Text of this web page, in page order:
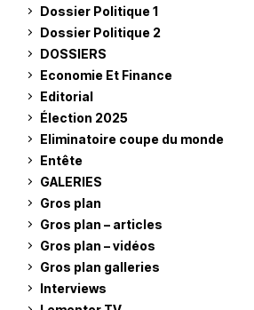
Dossier Politique 1
Dossier Politique 2
DOSSIERS
Economie Et Finance
Editorial
Élection 2025
Eliminatoire coupe du monde
Entête
GALERIES
Gros plan
Gros plan – articles
Gros plan – vidéos
Gros plan galleries
Interviews